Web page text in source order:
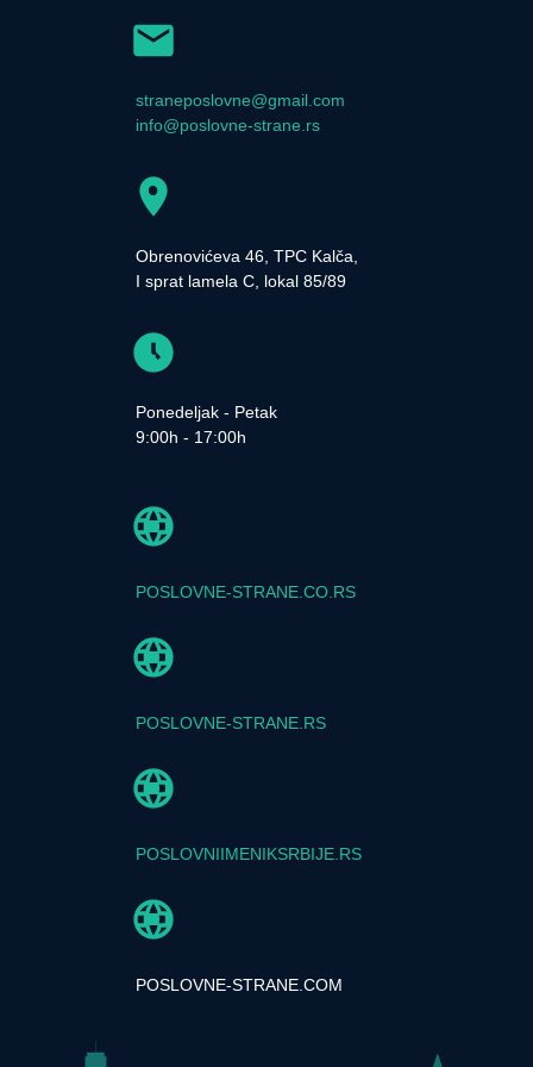
straneposlovne@gmail.com
info@poslovne-strane.rs
Obrenovićeva 46, TPC Kalča,
I sprat lamela C, lokal 85/89
Ponedeljak - Petak
9:00h - 17:00h
POSLOVNE-STRANE.CO.RS
POSLOVNE-STRANE.RS
POSLOVNIIMENIKSRBIJE.RS
POSLOVNE-STRANE.COM